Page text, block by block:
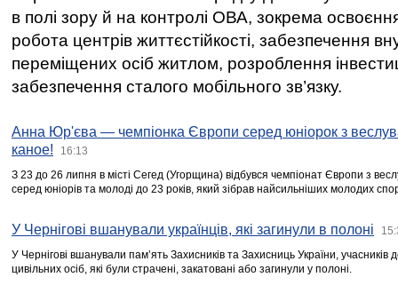
в полі зору й на контролі ОВА, зокрема освоєння
робота центрів життєстійкості, забезпечення
переміщених осіб житлом, розроблення
забезпечення сталого мобільного зв’язку.
Анна Юр'єва — чемпіонка Європи серед юніорок з
каное!
16:13
З 23 до 26 липня в місті Сегед (Угорщина) відбувся чемпіонат Європи з
серед юніорів та молоді до 23 років, який зібрав найсильніших молодих
У Чернігові вшанували українців, які загинули в полоні
У Чернігові вшанували пам’ять Захисників та Захисниць України,
цивільних осіб, які були страчені, закатовані або загинули у полоні.